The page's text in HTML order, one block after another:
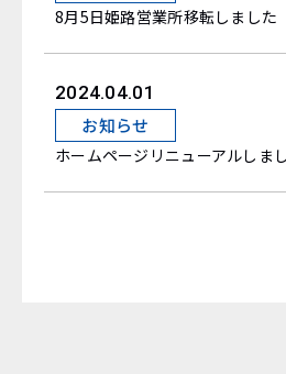
8月5日姫路営業所移転しました
2024.04.01
お知らせ
ホームページリニューアルしまし